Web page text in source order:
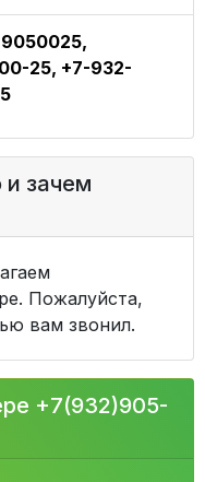
25, +7-932-
зачем
Пожалуйста,
вам звонил.
+7(932)905-